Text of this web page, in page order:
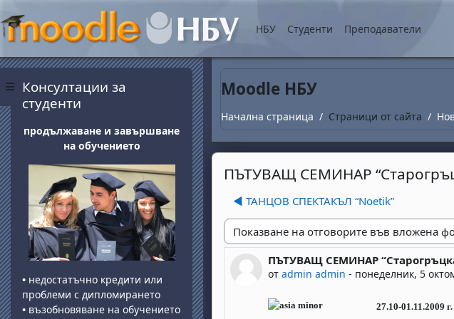
Прескочи на основното съдържание
Страничен панел
НБУ Студенти Преподаватели
Moodle НБУ
Начална страница Страници от сайта
ПЪТУВАЩ СЕМИНАР
◀︎ ТАНЦОВ СПЕКТАКЪЛ “Noetik”
Начин на показване
ПЪТУВАЩ СЕМИНАР
от admin admin - понеделник, 5
Number of replies: 0
27.10-01.11.2009 г.
Блокове
Консултации за
студенти
продължаване и завършване
на обучението
• недостатъчно кредити или
проблеми с дипломирането
• възобновяване на обучението